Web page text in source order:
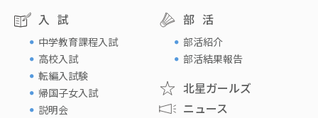
入試
中学教育課程入試
高校入試
転編入試験
帰国子女入試
説明会
部活
部活紹介
部活結果報告
北星ガールズ
ニュース